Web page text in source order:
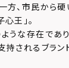
方、市民から
王」。
うな存在であ
されるブラン